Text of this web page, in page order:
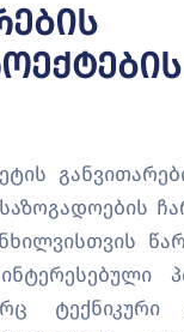
ტექნიკური